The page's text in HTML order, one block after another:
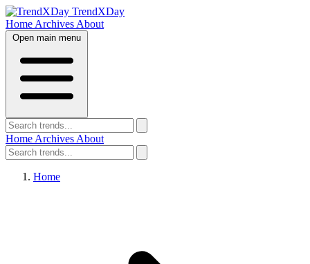
TrendXDay
Home Archives About
Open main menu
Home Archives About
Home